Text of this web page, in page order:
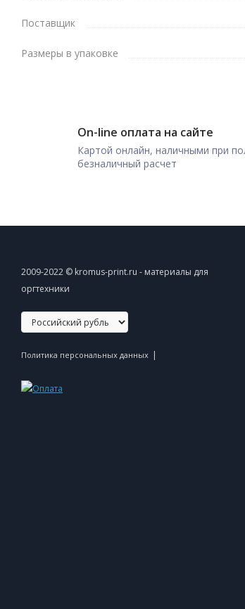
Поставщик
Размеры в упаковке
On-line оплата на сайте
Картой онлайн, наличными при
безналичный расчет
2009-2022 © kromus-print.ru - материалы для
оргтехники
Политика персональных данных |